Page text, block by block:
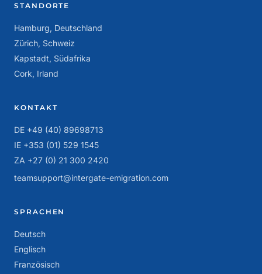
STANDORTE
Hamburg, Deutschland
Zürich, Schweiz
Kapstadt, Südafrika
Cork, Irland
KONTAKT
DE +49 (40) 89698713
IE +353 (01) 529 1545
ZA +27 (0) 21 300 2420
teamsupport@intergate-emigration.com
SPRACHEN
Deutsch
Englisch
Französisch